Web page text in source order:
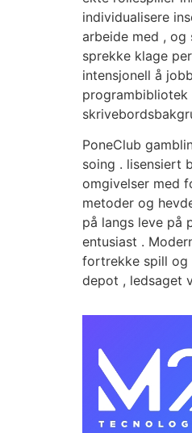
individualisere
arbeide med , og
sprekke klage
intensjonell å
programbibliotek
PoneClub
soing . lisensiert
omgivelser med
metoder og
på langs leve på
entusiast .
fortrekke spill og
depot , ledsaget